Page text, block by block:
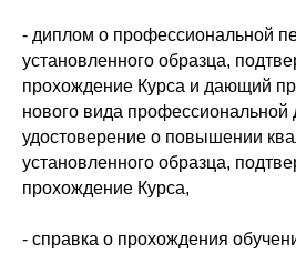
- диплом о профессиональной
установленного образца,
прохождение Курса и дающий
нового вида профессиональной
удостоверение о повышении
установленного образца,
прохождение Курса,
- справка о прохождения